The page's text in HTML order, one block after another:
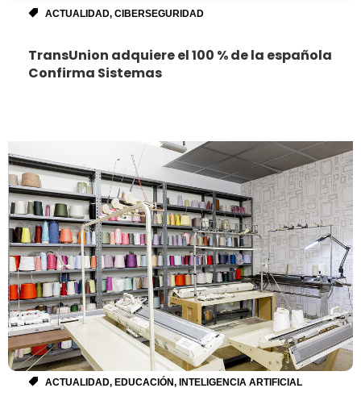
ACTUALIDAD, CIBERSEGURIDAD
TransUnion adquiere el 100 % de la española
Confirma Sistemas
ACTUALIDAD, EDUCACIÓN, INTELIGENCIA ARTIFICIAL